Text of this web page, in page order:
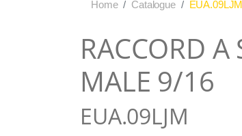
Home Catalogue
RACCORD A
MALE 9/16
EUA.09LJM